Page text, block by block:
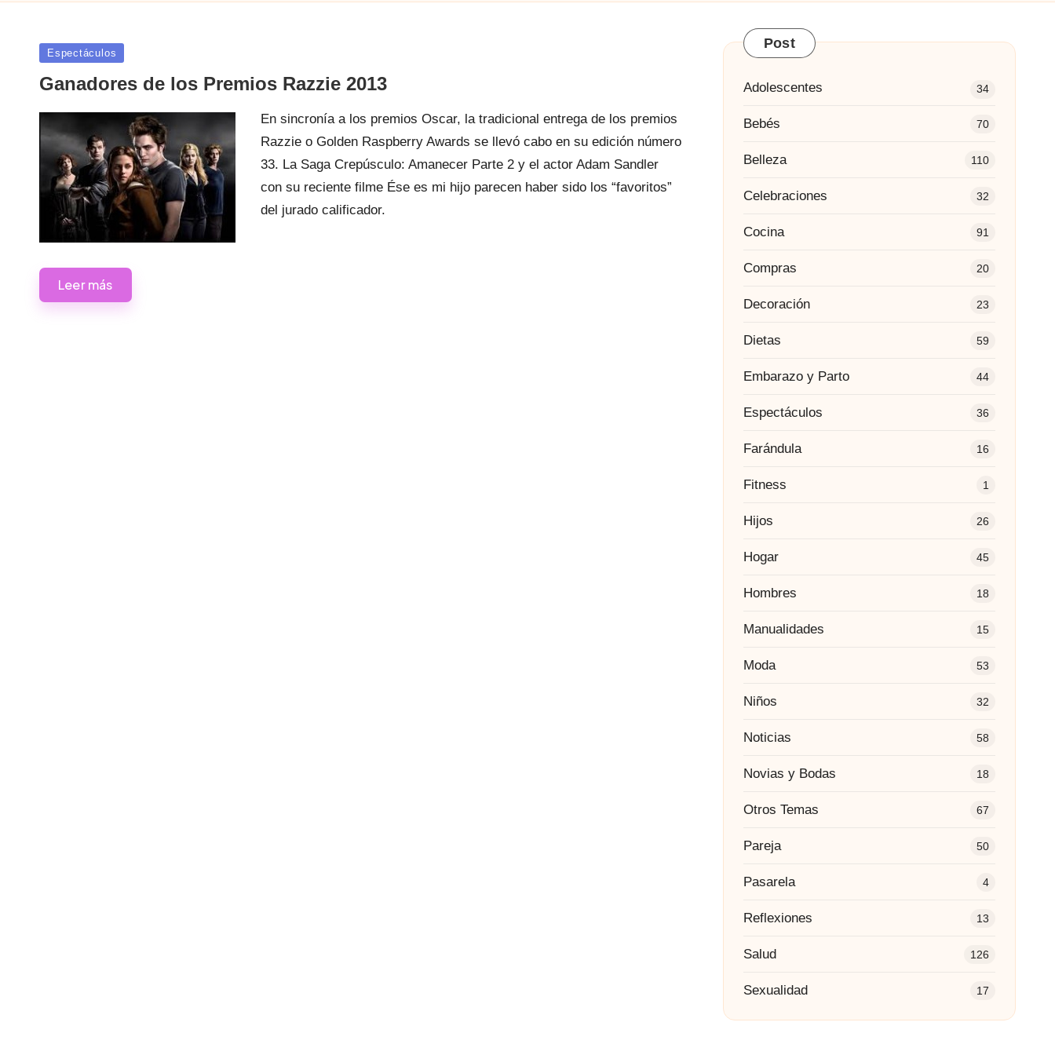
Publicada
Espectáculos
Ganadores de los Premios Razzie 2013
En sincronía a los premios Oscar, la tradicional entrega de los premios
Razzie o Golden Raspberry Awards se llevó cabo en su edición número
33. La Saga Crepúsculo: Amanecer Parte 2 y el actor Adam Sandler
con su reciente filme Ése es mi hijo parecen haber sido los “favoritos”
del jurado calificador.
Leer más
Post
Adolescentes 34
Bebés 70
Belleza 110
Celebraciones 32
Cocina 91
Compras 20
Decoración 23
Dietas 59
Embarazo y Parto 44
Espectáculos 36
Farándula 16
Fitness 1
Hijos 26
Hogar 45
Hombres 18
Manualidades 15
Moda 53
Niños 32
Noticias 58
Novias y Bodas 18
Otros Temas 67
Pareja 50
Pasarela 4
Reflexiones 13
Salud 126
Sexualidad 17